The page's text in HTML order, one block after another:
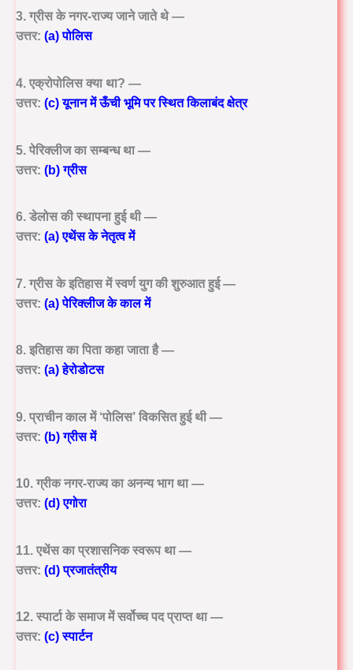
3. ग्रीस के नगर-राज्य जाने जाते थे —
उत्तर: (a) पोलिस
4. एक्रोपोलिस क्या था? —
उत्तर: (c) यूनान में ऊँची भूमि पर स्थित किलाबंद क्षेत्र
5. पेरिक्लीज का सम्बन्ध था —
उत्तर: (b) ग्रीस
6. डेलोस की स्थापना हुई थी —
उत्तर: (a) एथेंस के नेतृत्व में
7. ग्रीस के इतिहास में स्वर्ण युग की शुरुआत हुई —
उत्तर: (a) पेरिक्लीज के काल में
8. इतिहास का पिता कहा जाता है —
उत्तर: (a) हेरोडोटस
9. प्राचीन काल में ‘पोलिस’ विकसित हुई थी —
उत्तर: (b) ग्रीस में
10. ग्रीक नगर-राज्य का अनन्य भाग था —
उत्तर: (d) एगोरा
11. एथेंस का प्रशासनिक स्वरूप था —
उत्तर: (d) प्रजातंत्रीय
12. स्पार्टा के समाज में सर्वोच्च पद प्राप्त था —
उत्तर: (c) स्पार्टन